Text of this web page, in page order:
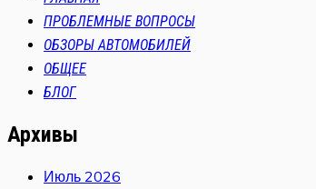
ПРОБЛЕМНЫЕ ВОПРОСЫ
ОБЗОРЫ АВТОМОБИЛЕЙ
ОБЩЕЕ
БЛОГ
Архивы
Июль 2026